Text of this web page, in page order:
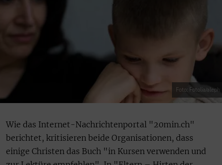
Foto: Fotolia/aleph
Wie das Internet-Nachrichtenportal "20min.ch"
berichtet, kritisieren beide Organisationen, dass
einige Christen das Buch "in Kursen verwenden und